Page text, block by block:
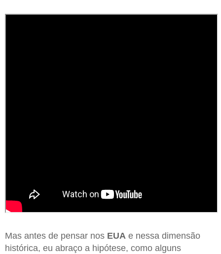
Mas antes de pensar nos EUA e nessa dimensão
histórica, eu abraço a hipótese, como alguns